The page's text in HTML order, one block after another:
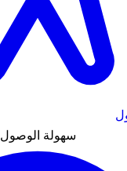
سهولة الوصول